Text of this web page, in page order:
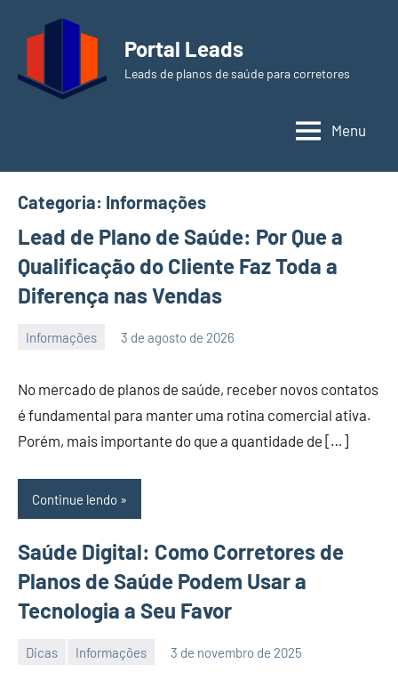
conteúdo
Portal Leads
Leads de planos de saúde para corretores
Menu
Categoria: Informações
Lead de Plano de Saúde: Por Que a
Qualificação do Cliente Faz Toda a
Diferença nas Vendas
Informações 3 de agosto de 2026
PortalLeads
No mercado de planos de saúde, receber novos contatos
é fundamental para manter uma rotina comercial ativa.
Porém, mais importante do que a quantidade de […]
Continue lendo
Saúde Digital: Como Corretores de
Planos de Saúde Podem Usar a
Tecnologia a Seu Favor
Dicas Informações 3 de novembro de 2025